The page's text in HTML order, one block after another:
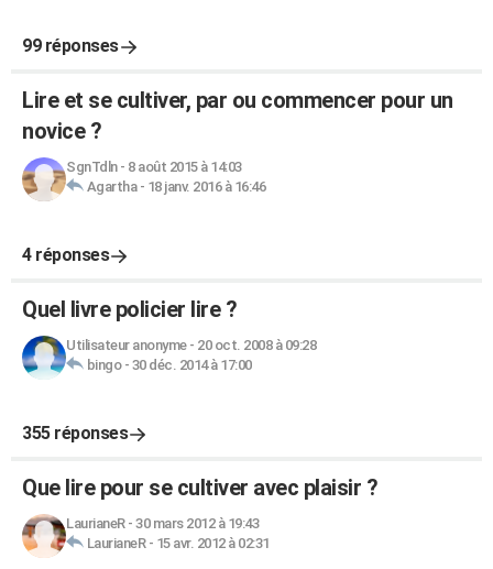
99 réponses
Lire et se cultiver, par ou commencer pour un
novice ?
SgnTdln- 8 août 2015 à 14:03
Agartha- 18 janv. 2016 à 16:46
4 réponses
Quel livre policier lire ?
Utilisateur anonyme- 20 oct. 2008 à 09:28
bingo- 30 déc. 2014 à 17:00
355 réponses
Que lire pour se cultiver avec plaisir ?
LaurianeR- 30 mars 2012 à 19:43
LaurianeR- 15 avr. 2012 à 02:31